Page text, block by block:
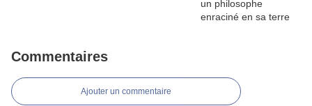
Commentaires
Ajouter un commentaire